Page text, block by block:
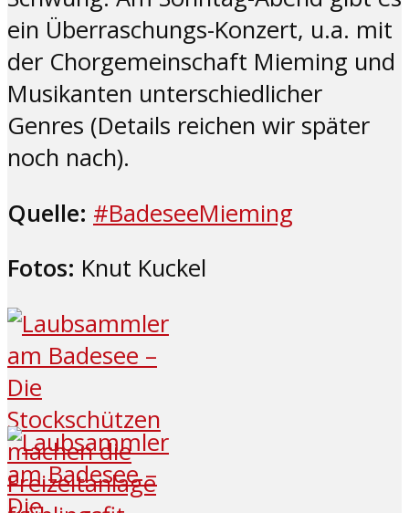
ein Überraschungs-Konzert, u.a. mit
der Chorgemeinschaft Mieming und
Musikanten unterschiedlicher
Genres (Details reichen wir später
noch nach).
Quelle: #BadeseeMieming
Fotos: Knut Kuckel